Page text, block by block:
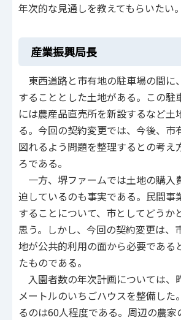
年次的な見通しを教えてもらいたい。
産業振興局長
東西道路と市有地の駐車場の間に
することとした土地がある。この駐
には農産品直売所を新設するなど土
る。今回の契約変更では、今後、市
図れるよう問題を整理するとの考え
ろである。
一方、堺ファームでは土地の購入
迫しているのも事実である。民間事
することについて、市としてどうか
思う。しかし、今回の契約変更は、
地が公共的利用の面から必要である
たものである。
入園者数の年次計画については、
メートルのいちごハウスを整備した
るのは60人程度である。周辺の農家